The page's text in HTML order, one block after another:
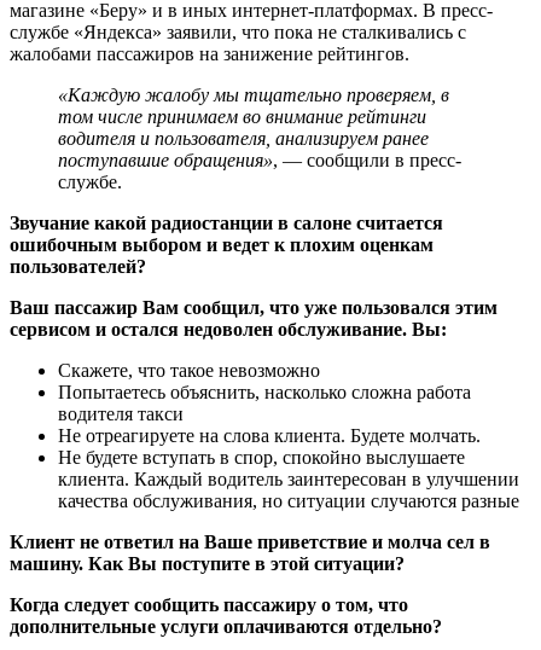
магазине «Беру» и в иных интернет-платформах. В пресс-
службе «Яндекса» заявили, что пока не сталкивались с
жалобами пассажиров на занижение рейтингов.
«Каждую жалобу мы тщательно проверяем, в
том числе принимаем во внимание рейтинги
водителя и пользователя, анализируем ранее
поступавшие обращения», — сообщили в пресс-
службе.
Звучание какой радиостанции в салоне считается
ошибочным выбором и ведет к плохим оценкам
пользователей?
Ваш пассажир Вам сообщил, что уже пользовался этим
сервисом и остался недоволен обслуживание. Вы:
Скажете, что такое невозможно
Попытаетесь объяснить, насколько сложна работа
водителя такси
Не отреагируете на слова клиента. Будете молчать.
Не будете вступать в спор, спокойно выслушаете
клиента. Каждый водитель заинтересован в улучшении
качества обслуживания, но ситуации случаются разные
Клиент не ответил на Ваше приветствие и молча сел в
машину. Как Вы поступите в этой ситуации?
Когда следует сообщить пассажиру о том, что
дополнительные услуги оплачиваются отдельно?